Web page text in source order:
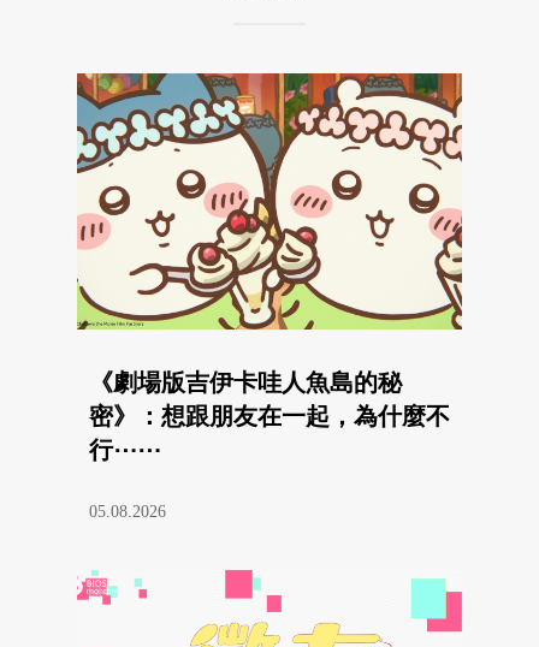
《劇場版吉伊卡哇人魚島的秘
密》：想跟朋友在一起，為什麼不
行⋯⋯
05.08.2026